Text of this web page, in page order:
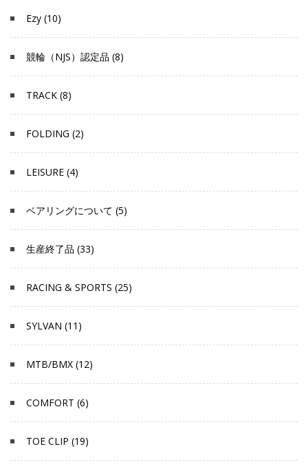
Ezy (10)
競輪（NJS）認定品 (8)
TRACK (8)
FOLDING (2)
LEISURE (4)
ベアリングについて (5)
生産終了品 (33)
RACING & SPORTS (25)
SYLVAN (11)
MTB/BMX (12)
COMFORT (6)
TOE CLIP (19)